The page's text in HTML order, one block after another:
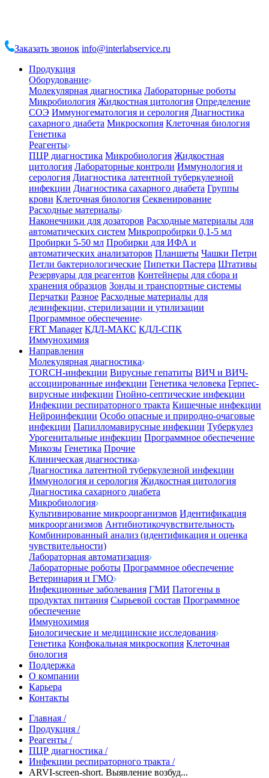
Заказать звонок info@interlabservice.ru
Продукция
Оборудование
Молекулярная диагностика Лабораторные роботы
Микробиология Жидкостная цитология Определение
СОЭ Иммуногематология и серология Диагностика
сахарного диабета Микроскопия Клеточная биология
Генетика
Реагенты
ПЦР диагностика Микробиология Жидкостная
цитология Лабораторные контроли Иммунология и
серология Диагностика латентной туберкулезной
инфекции Диагностика сахарного диабета Группы
крови Клеточная биология Секвенирование
Расходные материалы
Наконечники для дозаторов Расходные материалы для
автоматических систем Микропробирки 0,1-5 мл
Пробирки 5-50 мл Пробирки для ИФА и
автоматических анализаторов Планшеты Чашки Петри
Петли бактериологические Пипетки Пастера Штативы
Резервуары для реагентов Контейнеры для сбора и
хранения образцов Зонды и транспортные системы
Перчатки Разное Расходные материалы для
дезинфекции, стерилизации и утилизации
Программное обеспечение
FRT Manager КДЛ-МАКС КДЛ-СПК
Иммунохимия
Направления
Молекулярная диагностика
TORCH-инфекции Вирусные гепатиты ВИЧ и ВИЧ-
ассоциированные инфекции Генетика человека Герпес-
вирусные инфекции Гнойно-септические инфекции
Инфекции респираторного тракта Кишечные инфекции
Нейроинфекции Особо опасные и природно-очаговые
инфекции Папилломавирусные инфекции Туберкулез
Урогенитальные инфекции Программное обеспечение
Микозы Генетика Прочие
Клиническая диагностика
Диагностика латентной туберкулезной инфекции
Иммунология и серология Жидкостная цитология
Диагностика сахарного диабета
Микробиология
Культивирование микроорганизмов Идентификация
микроорганизмов Антибиотикочувствительность
Комбинированный анализ (идентификация и оценка
чувствительности)
Лабораторная автоматизация
Лабораторные роботы Программное обеспечение
Ветеринария и ГМО
Инфекционные заболевания ГМИ Патогены в
продуктах питания Сырьевой состав Программное
обеспечение
Иммунохимия
Биологические и медицинские исследования
Генетика Конфокальная микроскопия Клеточная
биология
Поддержка
О компании
Карьера
Контакты
Главная /
Продукция /
Реагенты /
ПЦР диагностика /
Инфекции респираторного тракта /
ARVI-screen-short. Выявление возбуд...